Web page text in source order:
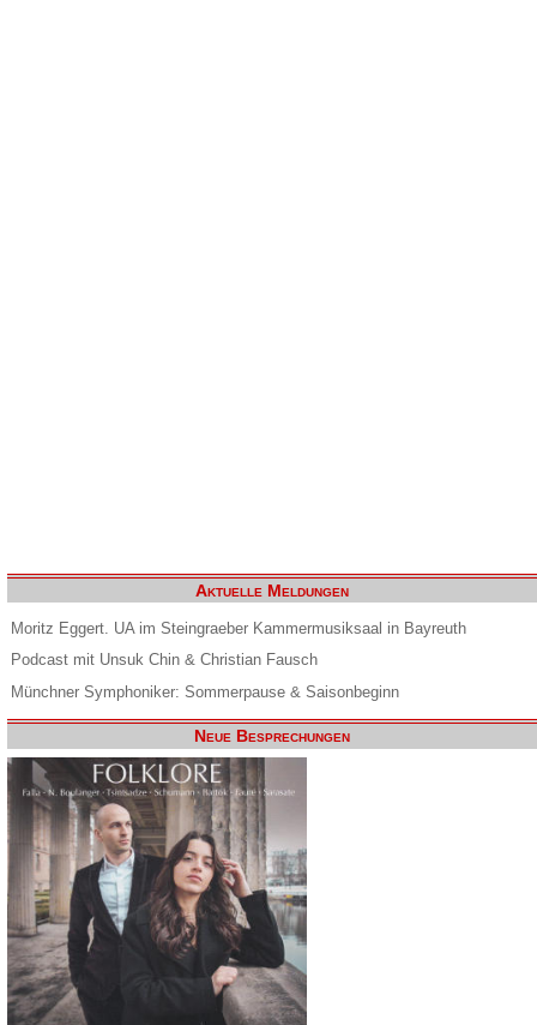
Aktuelle Meldungen
Moritz Eggert. UA im Steingraeber Kammermusiksaal in Bayreuth
Podcast mit Unsuk Chin & Christian Fausch
Münchner Symphoniker: Sommerpause & Saisonbeginn
Neue Besprechungen